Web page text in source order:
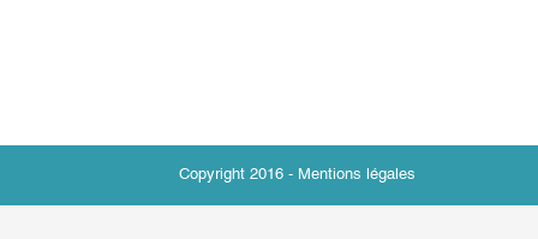
Copyright 2016 - Mentions légales